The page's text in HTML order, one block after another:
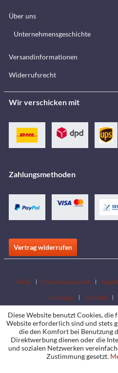
Über uns
Unternehmensgeschichte
Versandinformationen
Widerrufsrecht
Wir verschicken mit
Zahlungsmethoden
Vertrag widerrufen
FAQs Downloadbereich
Kataloge
Kontakt
Diese Website benutzt Cookies,
Website erforderlich sind und stets
die den Komfort bei Benutzung
Direktwerbung dienen oder die
und sozialen Netzwerken
Zustimmung gesetzt.